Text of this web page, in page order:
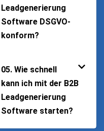
Leadgenerierung
Software DSGVO-
konform?
05. Wie schnell
kann ich mit der B2B
Leadgenerierung
Software starten?